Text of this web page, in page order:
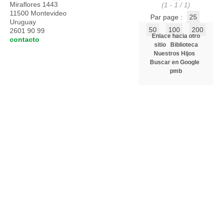
(1 - 1 / 1)
Par page :
25
50
100 200
Enlace hacia otro
sitio
Biblioteca
Nuestros Hijos
Buscar en Google
pmb
Miraflores 1443
11500 Montevideo
Uruguay
2601 90 99
contacto